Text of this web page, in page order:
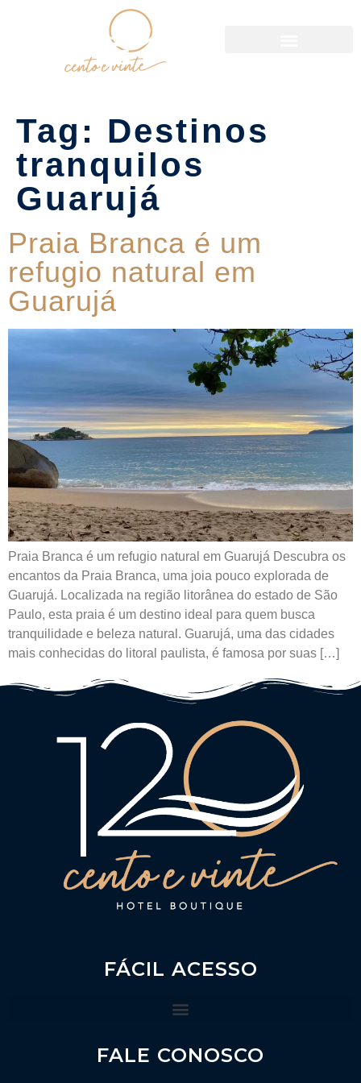
Tag: Destinos
tranquilos
Guarujá
Praia Branca é um
refugio natural em
Guarujá
Praia Branca é um refugio natural em Guarujá Descubra os
encantos da Praia Branca, uma joia pouco explorada de
Guarujá. Localizada na região litorânea do estado de São
Paulo, esta praia é um destino ideal para quem busca
tranquilidade e beleza natural. Guarujá, uma das cidades
mais conhecidas do litoral paulista, é famosa por suas […]
FÁCIL ACESSO
FALE CONOSCO